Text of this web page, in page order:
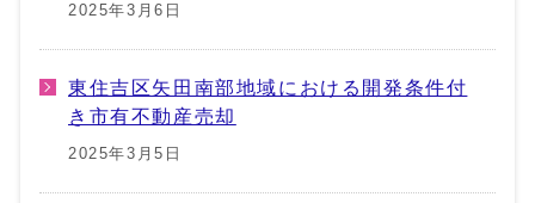
2025年3月6日
東住吉区矢田南部地域における開発条件付
き市有不動産売却
2025年3月5日